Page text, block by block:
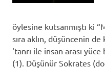
öylesine kutsanmıştı ki
sıra aklın, düşüncenin
‘tanrı ile insan arası yüce
(1). Düşünür Sokrates